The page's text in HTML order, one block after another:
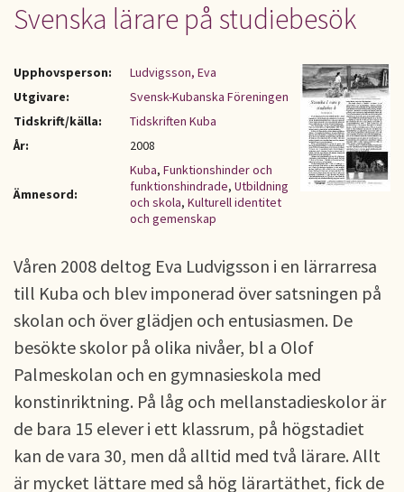
Svenska lärare på studiebesök
Upphovsperson:
Ludvigsson, Eva
Utgivare:
Svensk-Kubanska Föreningen
Tidskrift/källa:
Tidskriften Kuba
År:
2008
Ämnesord:
Kuba, Funktionshinder och
funktionshindrade, Utbildning
och skola, Kulturell identitet
och gemenskap
Våren 2008 deltog Eva Ludvigsson i en lärrarresa
till Kuba och blev imponerad över satsningen på
skolan och över glädjen och entusiasmen. De
besökte skolor på olika nivåer, bl a Olof
Palmeskolan och en gymnasieskola med
konstinriktning. På låg och mellanstadieskolor är
de bara 15 elever i ett klassrum, på högstadiet
kan de vara 30, men då alltid med två lärare. Allt
är mycket lättare med så hög lärartäthet, fick de